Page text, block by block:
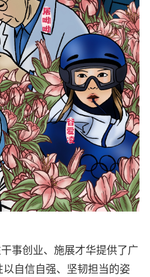
事创业、施展才华提供了广
自信自强、坚韧担当的姿